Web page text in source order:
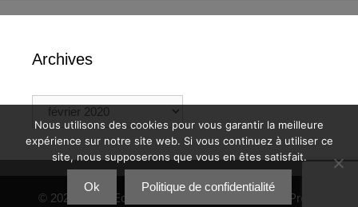
Archives
© 2026 CIQ d'Eoures • Construit avec GeneratePress
Nous utilisons des cookies pour vous garantir la meilleure
expérience sur notre site web. Si vous continuez à utiliser ce
site, nous supposerons que vous en êtes satisfait.
Ok Politique de confidentialité